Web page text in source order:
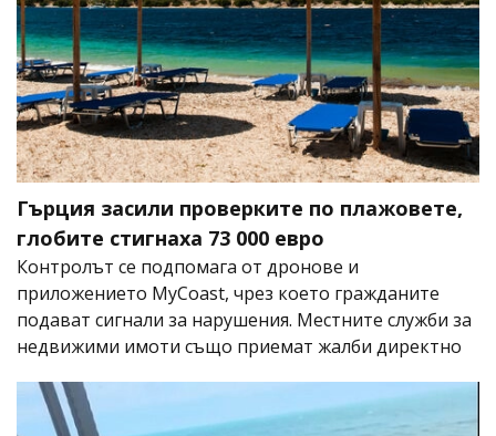
Гърция засили проверките по плажовете,
глобите стигнаха 73 000 евро
Контролът се подпомага от дронове и
приложението MyCoast, чрез което гражданите
подават сигнали за нарушения. Местните служби за
недвижими имоти също приемат жалби директно